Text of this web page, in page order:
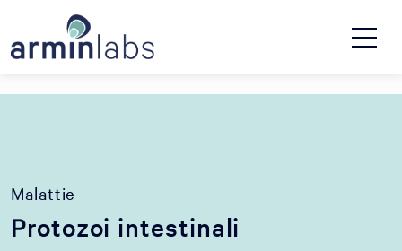
Malattie
Protozoi intestinali